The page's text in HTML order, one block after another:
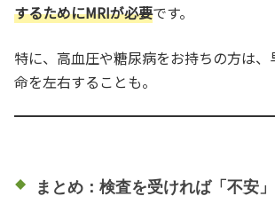
するためにMRIが必要です。
特に、高血圧や糖尿病をお持ちの方は
命を左右することも。
まとめ：検査を受ければ「不安